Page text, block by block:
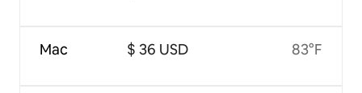
Mac $ 36 USD 83°F